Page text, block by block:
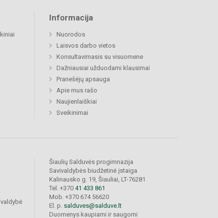
Informacija
Nuorodos
Laisvos darbo vietos
Konsultavimasis su visuomene
Dažniausiai užduodami klausimai
Pranešėjų apsauga
Apie mus rašo
Naujienlaiškiai
Sveikinimai
Šiaulių Salduvės progimnazija
Savivaldybės biudžetinė įstaiga
Kalinausko g. 19, Šiauliai, LT-76281
Tel. +370 41 433 861
Mob. +370 674 56620
El. p. salduves@salduve.lt
Duomenys kaupiami ir saugomi